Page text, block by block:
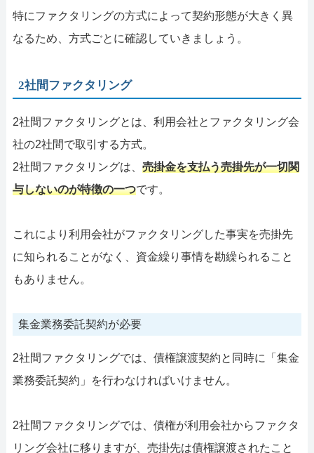
特にファクタリングの方式によって契約形態が大きく異
なるため、方式ごとに確認していきましょう。
2社間ファクタリング
2社間ファクタリングとは、利用会社とファクタリング会
社の2社間で取引する方式。
2社間ファクタリングは、 売掛金を支払う売掛先が一切関
与しないのが特徴の一つです。
これにより利用会社がファクタリングした事実を売掛先
に知られることがなく、資金繰り事情を勘繰られること
もありません。
集金業務委託契約が必要
2社間ファクタリングでは、債権譲渡契約と同時に「集金
業務委託契約」を行わなければいけません。
2社間ファクタリングでは、債権が利用会社からファクタ
リング会社に移りますが、売掛先は債権譲渡されたこと